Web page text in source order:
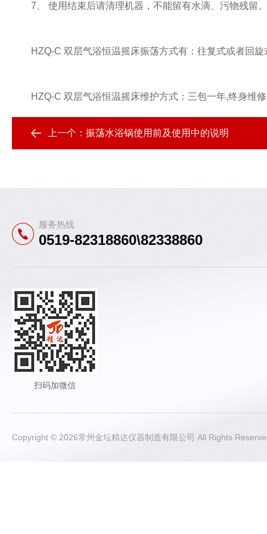
7、 使用结束后请清理机器，不能留有水滴、污物残留。
HZQ-C 双层气浴恒温摇床振荡方式有：往复式或者回旋
HZQ-C 双层气浴恒温摇床维护方式：三包一年,终身维
上一个： 振荡水浴锅使用前及使用中的说明
服务热线
0519-82318860\82338860
扫码加微信
Copyright © 2026常州金坛精达仪器制造有限公司 All Rights